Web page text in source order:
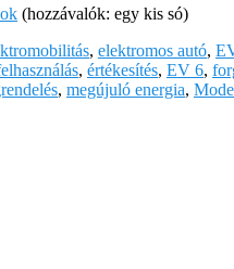
(hozzávalók: egy kis só)
, elektromos autó,
, értékesítés, EV 6,
, megújuló energia,